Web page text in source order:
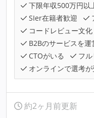
下限年収500万円以
SIer在籍者歓迎
コードレビュー文化
B2Bのサービスを運
CTOがいる
フ
オンラインで選考
約2ヶ月前更新